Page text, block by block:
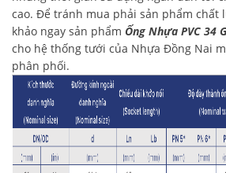
cao. Để tránh mua phải sản phẩm chất
khảo ngay sản phẩm Ống Nhựa PVC 34
cho hệ thống tưới của Nhựa Đồng Nai
phân phối.